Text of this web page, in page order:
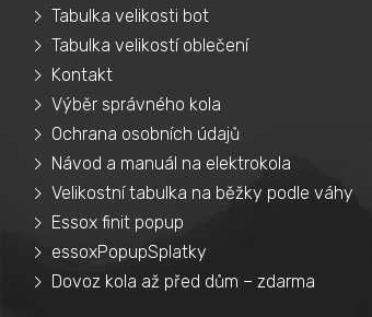
Tabulka velikosti bot
Tabulka velikostí oblečení
Kontakt
Výběr správného kola
Ochrana osobních údajů
Návod a manuál na elektrokola
Velikostní tabulka na běžky podle váhy
Essox finit popup
essoxPopupSplatky
Dovoz kola až před dům – zdarma